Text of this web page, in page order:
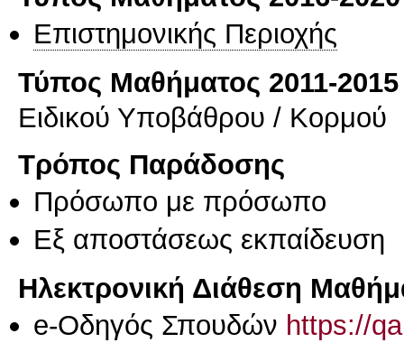
Επιστημονικής Περιοχής
Τύπος Μαθήματος 2011-2015
Ειδικού Υποβάθρου / Κορμού
Τρόπος Παράδοσης
Πρόσωπο με πρόσωπο
Eξ απoστάσεως εκπαίδευση
Ηλεκτρονική Διάθεση
e-Οδηγός Σπουδών https://